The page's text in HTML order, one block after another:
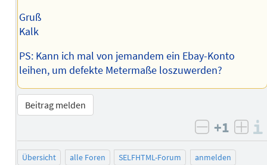
Gruß
Kalk
PS: Kann ich mal von jemandem ein Ebay-Konto
leihen, um defekte Metermaße loszuwerden?
Beitrag melden
negativ
+1
Übersicht alle Foren SELFHTML-Forum
anmelden